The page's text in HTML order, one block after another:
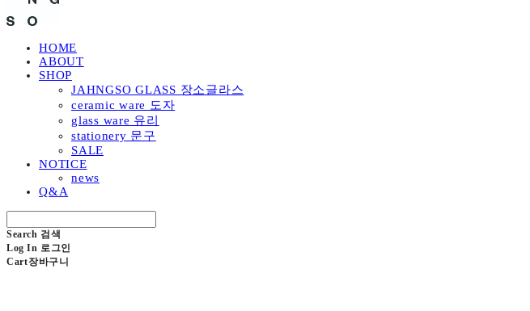
HOME
ABOUT
SHOP
JAHNGSO GLASS 장소글라스
ceramic ware 도자
glass ware 유리
stationery 문구
SALE
NOTICE
news
Q&A
Search 검색
Log In 로그인
Cart장바구니